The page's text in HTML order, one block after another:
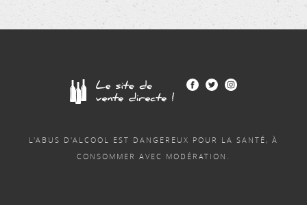
L'ABUS D'ALCOOL EST DANGEREUX POUR LA SANTÉ, À
CONSOMMER AVEC MODÉRATION.